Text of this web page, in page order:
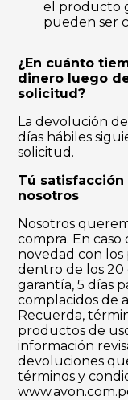
el producto
pueden ser
¿En cuánto
dinero luego
solicitud?
La devolución
días hábiles
solicitud.
Tú
nosotros
Nosotros
compra. En
novedad con los
dentro de los 20
garantía, 5 días
complacidos de
Recuerda,
productos de
información
devoluciones
términos y